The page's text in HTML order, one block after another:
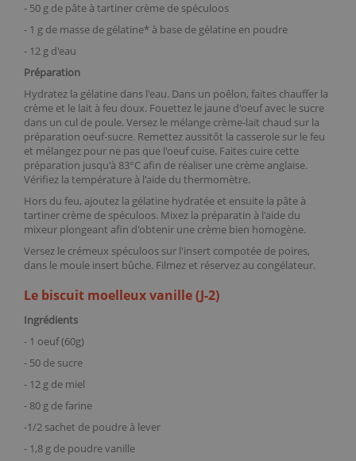
- 50 g de pâte à tartiner crème de spéculoos
- 1 g de masse de gélatine* à base de gélatine en poudre
- 12 g d'eau
Préparation
Hydratez la gélatine dans l'eau. Dans un poêlon, faites chauffer la
crème et le lait à feu doux. Fouettez le jaune d'oeuf avec le sucre
dans un cul de poule. Versez le mélange crème-lait chaud sur la
préparation oeuf-sucre. Remettez aussitôt la casserole sur le feu
et mélangez pour ne pas que l'oeuf cuise. Faites cuire cette
préparation jusqu'à 83°C afin de réaliser une crème anglaise.
Vérifiez la température à l'aide du thermomètre.
Hors du feu, ajoutez la gélatine hydratée et ensuite la pâte à
tartiner crème de spéculoos. Mixez la préparatin à l'aide du
mixeur plongeant afin d'obtenir une crème bien homogène.
Versez le crémeux spéculoos sur l'insert compotée de poires,
dans le moule insert bûche. Filmez et réservez au congélateur.
Le biscuit moelleux vanille (J-2)
Ingrédients
- 1 oeuf (60g)
- 50 de sucre
- 12 g de miel
- 80 g de farine
-1/2 sachet de poudre à lever
- 1,8 g de poudre vanille